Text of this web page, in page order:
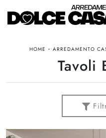
HOME - ARREDAMENTO
Tavoli